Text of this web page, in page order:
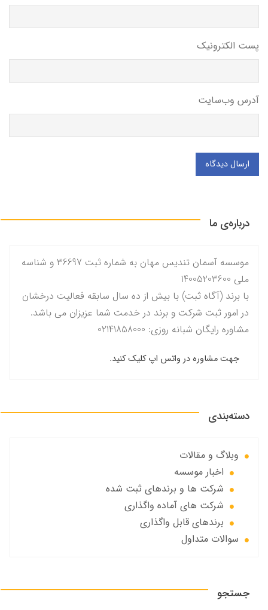
پست الکترونیک
آدرس وب‌سایت
ارسال دیدگاه
درباره‌ی ما
موسسه آسمان تندیس مهان به شماره ثبت 36697 و شناسه
ملی 14005203600
با برند (آگاه ثبت) با بیش از ده سال سابقه فعالیت درخشان
در امور ثبت شرکت و برند در خدمت شما عزیزان می باشد.
مشاوره رایگان شبانه روزی: 02141858000
جهت مشاوره در واتس اپ کلیک کنید.
دسته‌بندی
وبلاگ و مقالات
اخبار موسسه
شرکت ها و برندهای ثبت شده
شرکت های آماده واگذاری
برندهای قابل واگذاری
سوالات متداول
جستجو